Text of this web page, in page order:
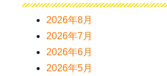
2026年8月
2026年7月
2026年6月
2026年5月